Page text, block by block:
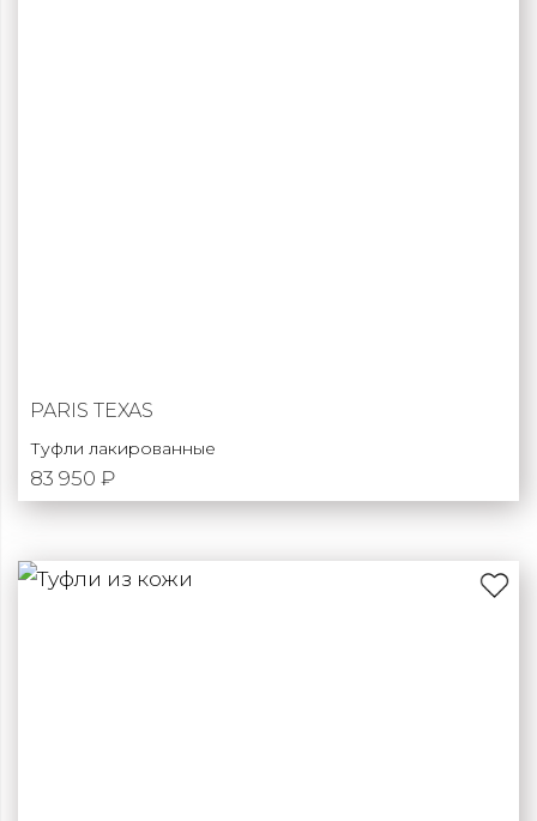
PARIS TEXAS
Туфли лакированные
83 950 ₽